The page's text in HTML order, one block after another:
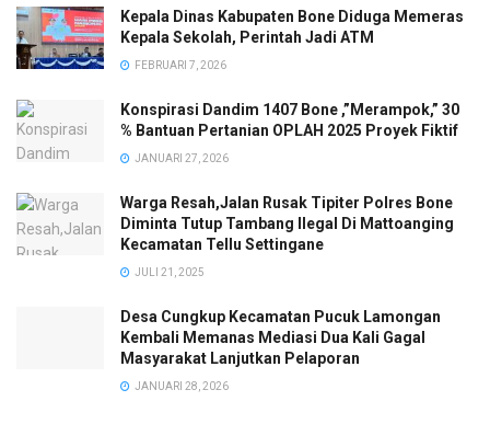
Kepala Dinas Kabupaten Bone Diduga Memeras
Kepala Sekolah, Perintah Jadi ATM
FEBRUARI 7, 2026
Konspirasi Dandim 1407 Bone ,”Merampok,” 30
% Bantuan Pertanian OPLAH 2025 Proyek Fiktif
JANUARI 27, 2026
Warga Resah,Jalan Rusak Tipiter Polres Bone
Diminta Tutup Tambang Ilegal Di Mattoanging
Kecamatan Tellu Settingane
JULI 21, 2025
Desa Cungkup Kecamatan Pucuk Lamongan
Kembali Memanas Mediasi Dua Kali Gagal
Masyarakat Lanjutkan Pelaporan
JANUARI 28, 2026